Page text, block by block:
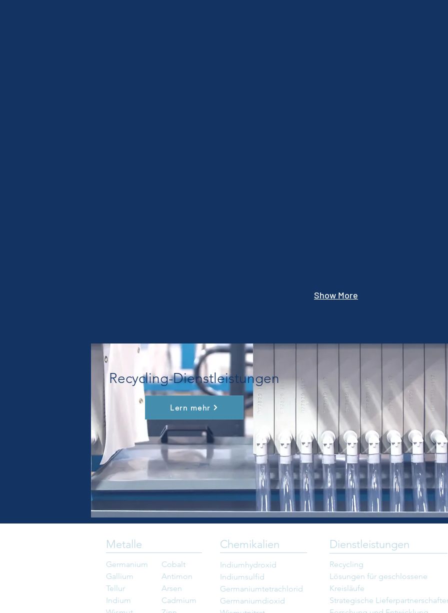
Show More
Recycling-Dienstleistungen
Lern mehr
Metalle
Germanium
Gallium
Tellur
Indium
Chemikalien
Indiumhydroxid
Indiumsulfid
Germaniumtetrachlorid
Germaniumdioxid
Dienstleistungen
Recycling
Lösungen für geschlossene
Kreisläufe
Strategische
Cobalt
Antimon
Arsen
Cadmium